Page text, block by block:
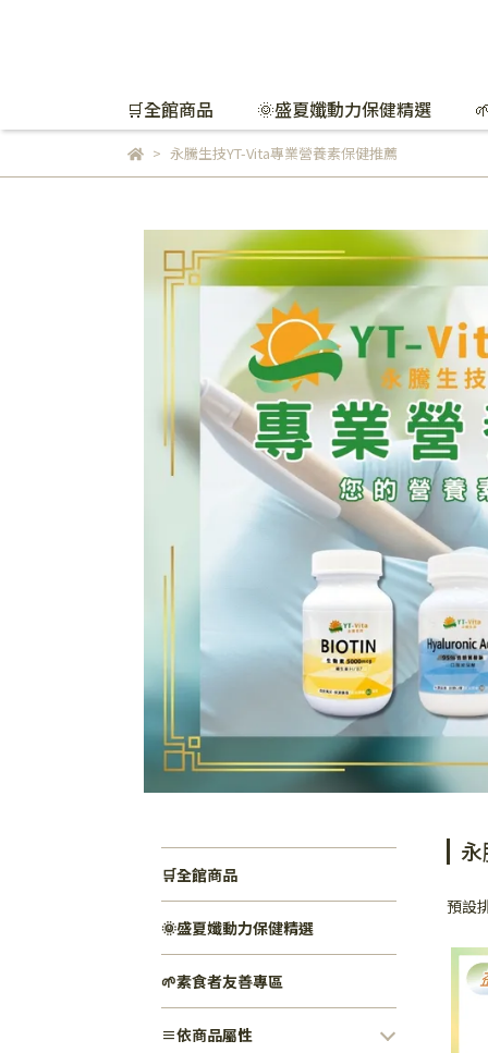
🛒全館商品 🌞盛夏孅動力保健精選
永騰生技YT-Vita專業營養素保健推薦
🛒全館商品
🌞盛夏孅動力保健精選
🌱素食者友善專區
≡依商品屬性
預設